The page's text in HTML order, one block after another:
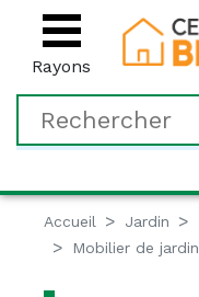
Rayons
Accueil Jardin
Mobilier de jardin